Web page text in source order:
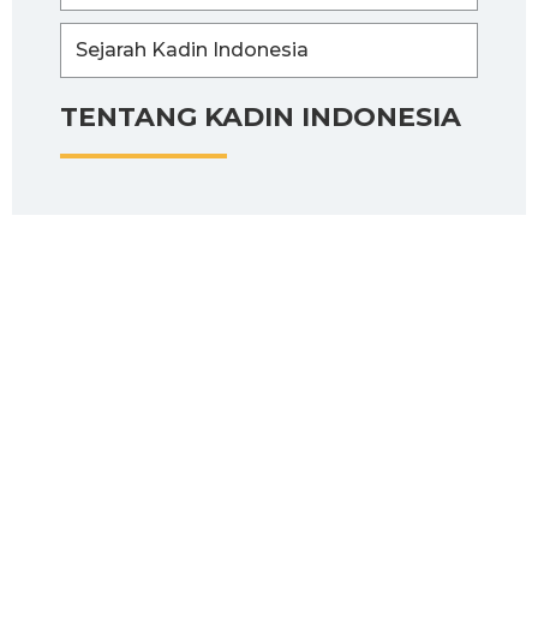
TENTANG KADIN INDONESIA
Sejarah Kadin Indonesia